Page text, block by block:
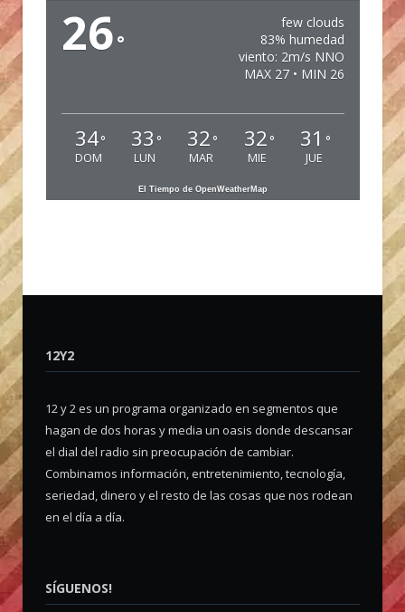
26°
few clouds
83% humedad
viento: 2m/s NNO
MAX 27 • MIN 26
34°
DOM
33 °
LUN
32 °
MAR
32 °
MIE
31 °
JUE
El Tiempo de OpenWeatherMap
12Y2
12 y 2 es un programa organizado en segmentos que
hagan de dos horas y media un oasis donde descansar
el dial del radio sin preocupación de cambiar.
Combinamos información, entretenimiento, tecnología,
seriedad, dinero y el resto de las cosas que nos rodean
en el día a día.
SÍGUENOS!